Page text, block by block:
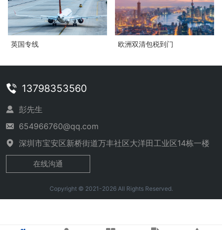
英国专线 欧洲双清包税到门
13798353560
彭先生
654966760@qq.com
深圳市宝安区新桥街道万丰社区大洋田工业区14栋一楼
在线沟通
Copyright © 2021-2026 All Rights Reserved.